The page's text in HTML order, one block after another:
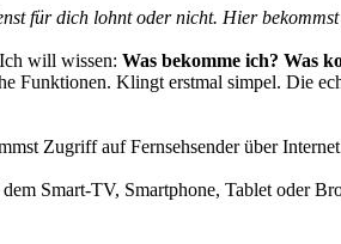
für dich lohnt oder nicht. Hier
will wissen: Was bekomme ich? Was
Funktionen. Klingt erstmal simpel. Die
Zugriff auf Fernsehsender über
Smart-TV, Smartphone, Tablet oder